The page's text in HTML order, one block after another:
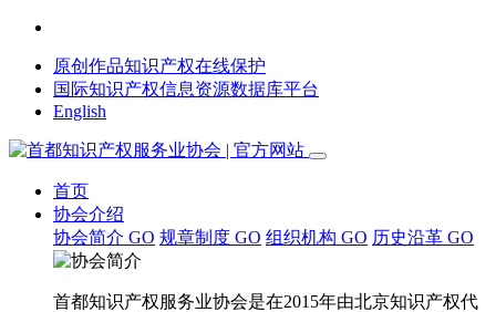
原创作品知识产权在线保护
国际知识产权信息资源数据库平台
English
首页
协会介绍
协会简介 GO 规章制度 GO 组织机构 GO 历史沿革 GO
首都知识产权服务业协会是在2015年由北京知识产权代